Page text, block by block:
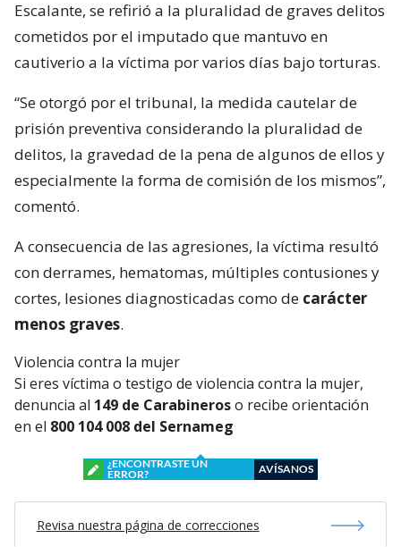
Escalante, se refirió a la pluralidad de graves delitos
cometidos por el imputado que mantuvo en
cautiverio a la víctima por varios días bajo torturas.
“Se otorgó por el tribunal, la medida cautelar de
prisión preventiva considerando la pluralidad de
delitos, la gravedad de la pena de algunos de ellos y
especialmente la forma de comisión de los mismos”,
comentó.
A consecuencia de las agresiones, la víctima resultó
con derrames, hematomas, múltiples contusiones y
cortes, lesiones diagnosticadas como de carácter
menos graves.
Violencia contra la mujer
Si eres víctima o testigo de violencia contra la mujer,
denuncia al 149 de Carabineroso recibe orientación
en el 800 104 008 del Sernameg
¿ENCONTRASTE UN
ERROR?
AVÍSANOS
Revisa nuestra página de correcciones